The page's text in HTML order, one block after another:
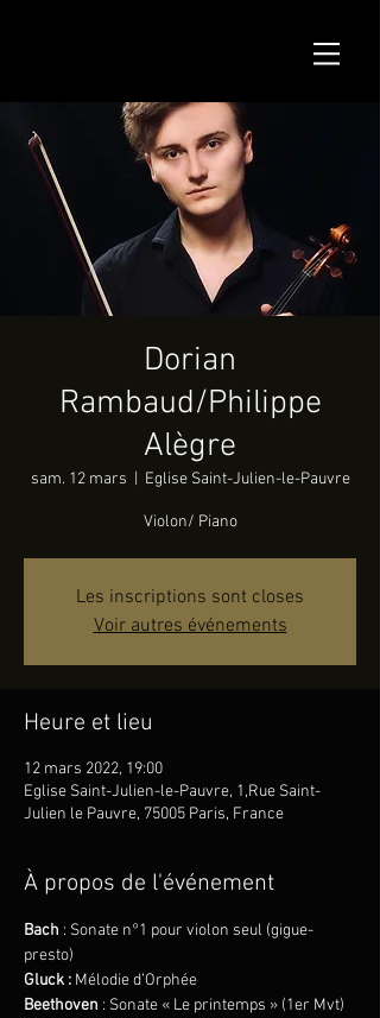
Dorian
Rambaud/Philippe
Alègre
sam. 12 mars Eglise Saint-Julien-le-Pauvre
Violon/ Piano
Les inscriptions sont closes
Voir autres événements
Heure et lieu
12 mars 2022, 19:00
Eglise Saint-Julien-le-Pauvre, 1,Rue Saint-
Julien le Pauvre, 75005 Paris, France
À propos de l'événement
Bach : Sonate n°1 pour violon seul (gigue-
presto)
Gluck : Mélodie d’Orphée
Beethoven : Sonate « Le printemps » (1er Mvt)